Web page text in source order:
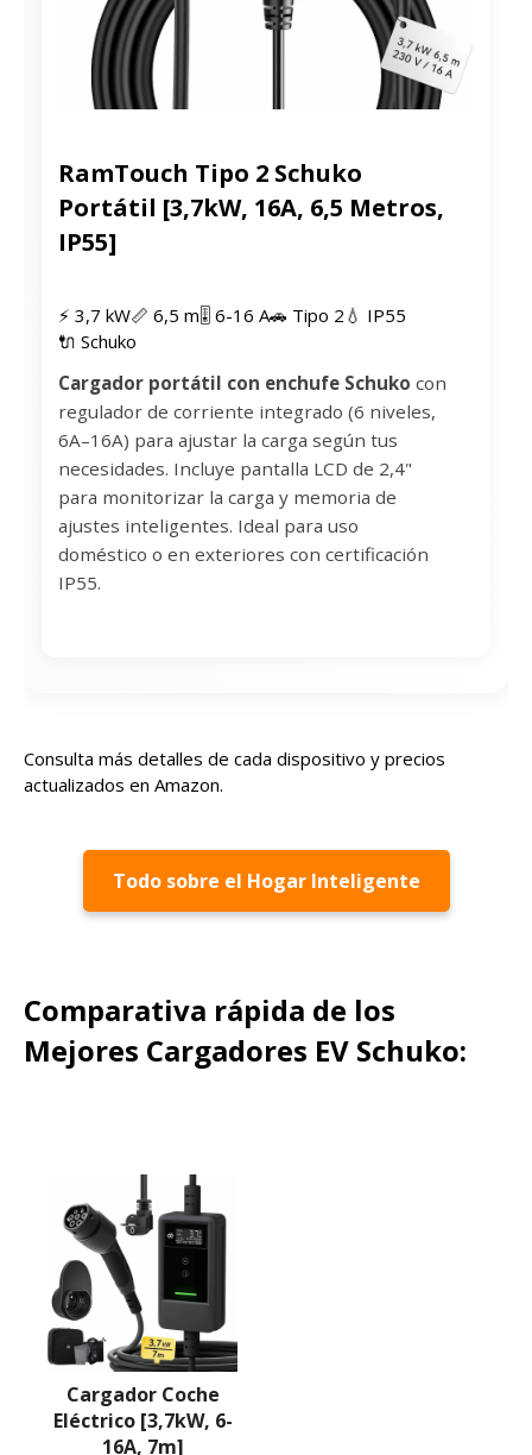
Ver precio en Amazon
RamTouch Tipo 2 Schuko
Portátil [3,7kW, 16A, 6,5 Metros,
IP55]
⚡ 3,7 kW📏 6,5 m🎚 6-16 A🚗 Tipo 2 💧 IP55
🔌 Schuko
Cargador portátil con enchufe Schuko con
regulador de corriente integrado (6 niveles,
6A–16A) para ajustar la carga según tus
necesidades. Incluye pantalla LCD de 2,4"
para monitorizar la carga y memoria de
ajustes inteligentes. Ideal para uso
doméstico o en exteriores con certificación
IP55.
6,5m 8,5m 10,5m
eléctrico?
Ver precio en Amazon
Consulta más detalles de cada dispositivo y precios
actualizados en Amazon.
Todo sobre el Hogar Inteligente
Comparativa rápida de los
Mejores Cargadores EV Schuko:
Cargador Coche
Eléctrico [3,7kW, 6-
16A, 7m]